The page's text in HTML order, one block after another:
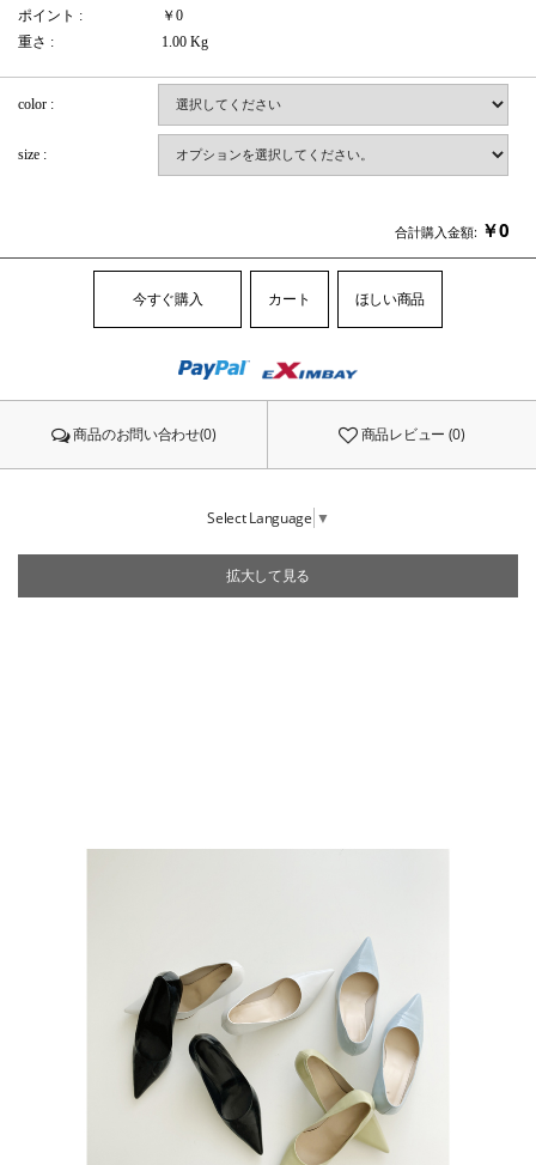
ポイント :
￥0
重さ :
1.00 Kg
color :
size :
合計購入金額: ￥0
今すぐ購入 カート ほしい商品
商品のお問い合わせ(0) 商品レビュー (0)
Select Language ▼
拡大して見る